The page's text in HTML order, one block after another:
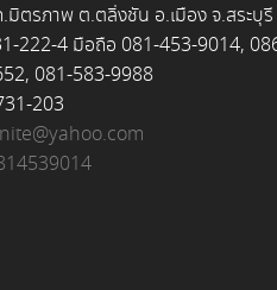
ตรภาพ ต.ตลิ่งชัน อ.เมือง จ.สระบุ
222-4 มือถือ 081-453-9014,
081-583-9988
203